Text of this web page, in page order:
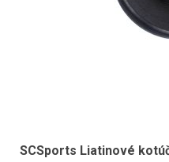
SCSports Liatinové